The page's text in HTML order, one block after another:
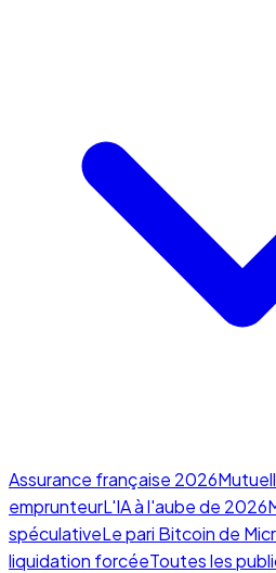
Assurance française 2026
emprunteurL'IA à l'aube de 2026
spéculativeLe pari Bitcoin de
liquidation forcéeToutes les